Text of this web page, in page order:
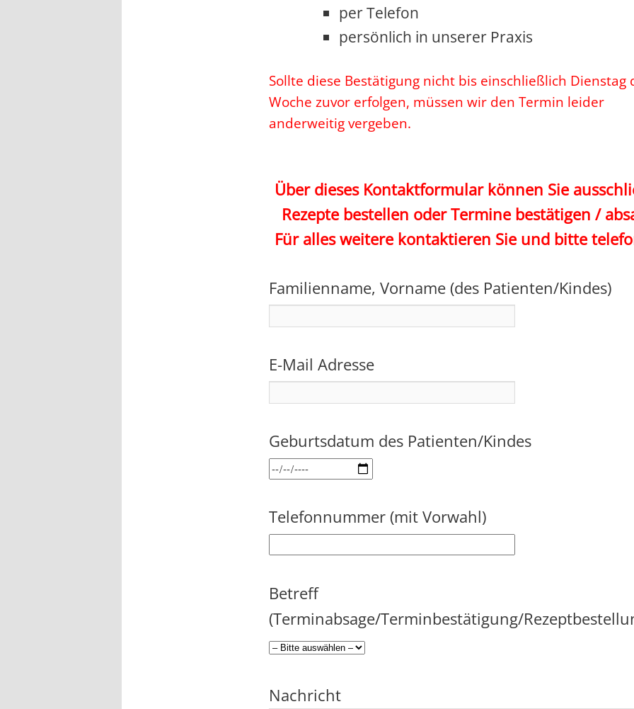
per Telefon
persönlich in unserer Praxis
Sollte diese Bestätigung nicht bis einschließlich Dienstag
Woche zuvor erfolgen, müssen wir den Termin leider
anderweitig vergeben.
Über dieses Kontaktformular können Sie
Rezepte bestellen oder Termine bestätigen /
Für alles weitere kontaktieren Sie und bitte
Familienname, Vorname (des Patienten/Kindes)
E-Mail Adresse
Geburtsdatum des Patienten/Kindes
Telefonnummer (mit Vorwahl)
Betreff
(Terminabsage/Terminbestätigung/
Nachricht